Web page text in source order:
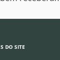
DO SITE